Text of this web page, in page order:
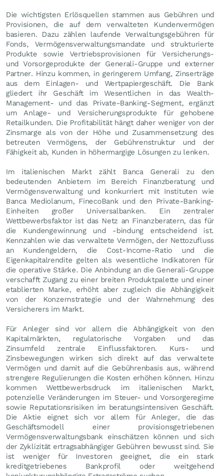
Die wichtigsten Erlösquellen stammen aus Gebühren und
Provisionen, die auf dem verwalteten Kundenvermögen
basieren. Dazu zählen laufende Verwaltungsgebühren für
Fonds, Vermögensverwaltungsmandate und strukturierte
Produkte sowie Vertriebsprovisionen für Versicherungs-
und Vorsorgeprodukte der Generali-Gruppe und externer
Partner. Hinzu kommen, in geringerem Umfang, Zinserträge
aus dem Einlagen- und Wertpapiergeschäft. Die Bank
gliedert ihr Geschäft im Wesentlichen in das Wealth-
Management- und das Private-Banking-Segment, ergänzt
um Anlage- und Versicherungsprodukte für gehobene
Retailkunden. Die Profitabilität hängt daher weniger von der
Zinsmarge als von der Höhe und Zusammensetzung des
betreuten Vermögens, der Gebührenstruktur und der
Fähigkeit ab, Kunden in höhermargige Lösungen zu lenken.
Im italienischen Markt zählt Banca Generali zu den
bedeutenden Anbietern im Bereich Finanzberatung und
Vermögensverwaltung und konkurriert mit Instituten wie
Banca Mediolanum, FinecoBank und den Private-Banking-
Einheiten großer Universalbanken. Ein zentraler
Wettbewerbsfaktor ist das Netz an Finanzberatern, das für
die Kundengewinnung und -bindung entscheidend ist.
Kennzahlen wie das verwaltete Vermögen, der Nettozufluss
an Kundengeldern, die Cost-Income-Ratio und die
Eigenkapitalrendite gelten als wesentliche Indikatoren für
die operative Stärke. Die Anbindung an die Generali-Gruppe
verschafft Zugang zu einer breiten Produktpalette und einer
etablierten Marke, erhöht aber zugleich die Abhängigkeit
von der Konzernstrategie und der Wahrnehmung des
Versicherers im Markt.
Für Anleger sind vor allem die Abhängigkeit von den
Kapitalmärkten, regulatorische Vorgaben und das
Zinsumfeld zentrale Einflussfaktoren. Kurs- und
Zinsbewegungen wirken sich direkt auf das verwaltete
Vermögen und damit auf die Gebührenbasis aus, während
strengere Regulierungen die Kosten erhöhen können. Hinzu
kommen Wettbewerbsdruck im italienischen Markt,
potenzielle Veränderungen im Steuer- und Vorsorgeregime
sowie Reputationsrisiken im beratungsintensiven Geschäft.
Die Aktie eignet sich vor allem für Anleger, die das
Geschäftsmodell einer provisionsgetriebenen
Vermögensverwaltungsbank einschätzen können und sich
der Zyklizität ertragsabhängiger Gebühren bewusst sind. Sie
ist weniger für Investoren geeignet, die ein stark
kreditgetriebenes Bankprofil oder weitgehend